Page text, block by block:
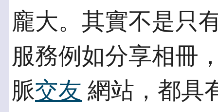
龐大。其實不是只
服務例如分享相冊
脈交友 網站，都具